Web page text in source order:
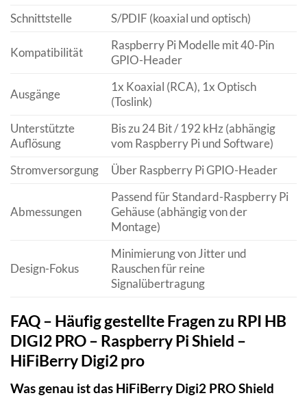
Schnittstelle
S/PDIF (koaxial und optisch)
Kompatibilität
Raspberry Pi Modelle mit 40-Pin
GPIO-Header
Ausgänge
1x Koaxial (RCA), 1x Optisch
(Toslink)
Unterstützte
Auflösung
Bis zu 24 Bit / 192 kHz (abhängig
vom Raspberry Pi und Software)
Stromversorgung
Über Raspberry Pi GPIO-Header
Abmessungen
Passend für Standard-Raspberry Pi
Gehäuse (abhängig von der
Montage)
Design-Fokus
Minimierung von Jitter und
Rauschen für reine
Signalübertragung
FAQ – Häufig gestellte Fragen zu RPI HB
DIGI2 PRO – Raspberry Pi Shield –
HiFiBerry Digi2 pro
Was genau ist das HiFiBerry Digi2 PRO Shield